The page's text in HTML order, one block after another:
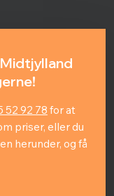
52 92 78 for at
priser, eller du
herunder, og få